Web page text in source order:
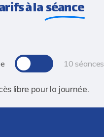
à laséance
Toggle 10 séances
libre pour la journée.